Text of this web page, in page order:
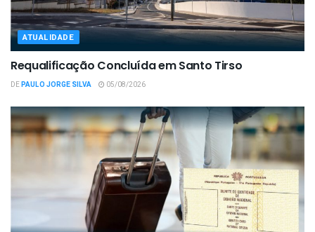
ATUALIDADE
Requalificação Concluída em Santo Tirso
DEPAULO JORGE SILVA 05/08/2026